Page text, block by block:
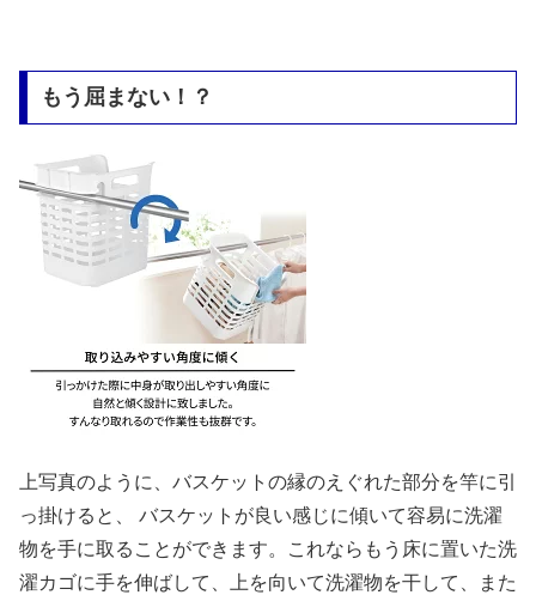
もう屈まない！？
上写真のように、バスケットの縁のえぐれた部分を竿に引
っ掛けると、 バスケットが良い感じに傾いて容易に洗濯
物を手に取ることができます。これならもう床に置いた洗
濯カゴに手を伸ばして、上を向いて洗濯物を干して、また